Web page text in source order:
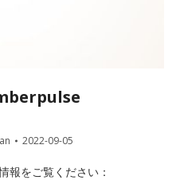
2022-09-05
報をご覧ください：